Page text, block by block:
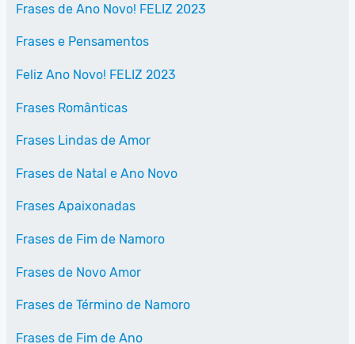
Frases de Ano Novo! FELIZ 2023
Frases e Pensamentos
Feliz Ano Novo! FELIZ 2023
Frases Românticas
Frases Lindas de Amor
Frases de Natal e Ano Novo
Frases Apaixonadas
Frases de Fim de Namoro
Frases de Novo Amor
Frases de Término de Namoro
Frases de Fim de Ano